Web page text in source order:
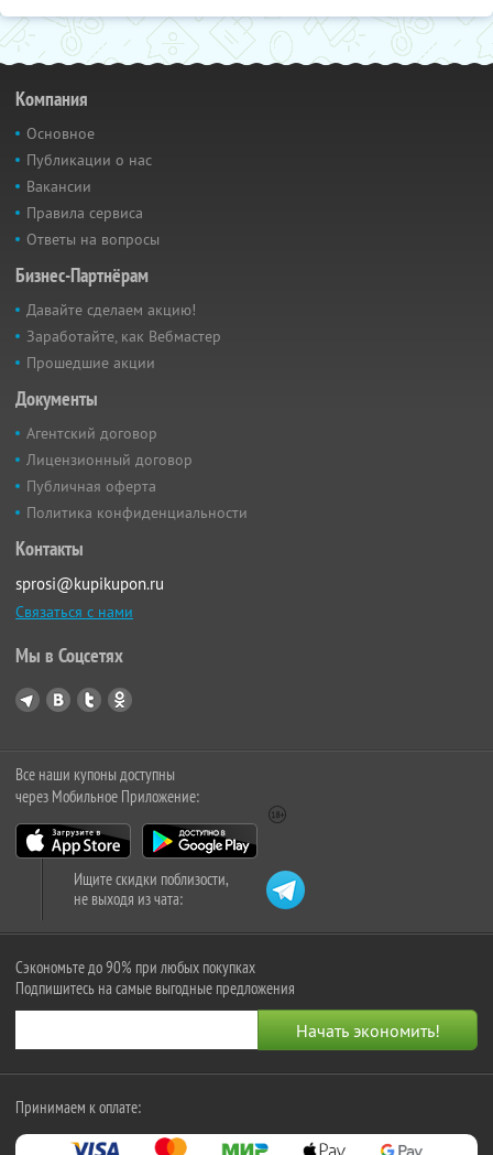
Компания
Основное
Публикации о нас
Вакансии
Правила сервиса
Ответы на вопросы
Бизнес-Партнёрам
Давайте сделаем акцию!
Заработайте, как Вебмастер
Прошедшие акции
Документы
Агентский договор
Лицензионный договор
Публичная оферта
Политика конфиденциальности
Контакты
sprosi@kupikupon.ru
Связаться с нами
Мы в Соцсетях
Все наши купоны доступны
через Мобильное Приложение:
Ищите скидки поблизости,
не выходя из чата:
Сэкономьте до 90% при любых покупках
Подпишитесь на самые выгодные предложения
Принимаем к оплате: